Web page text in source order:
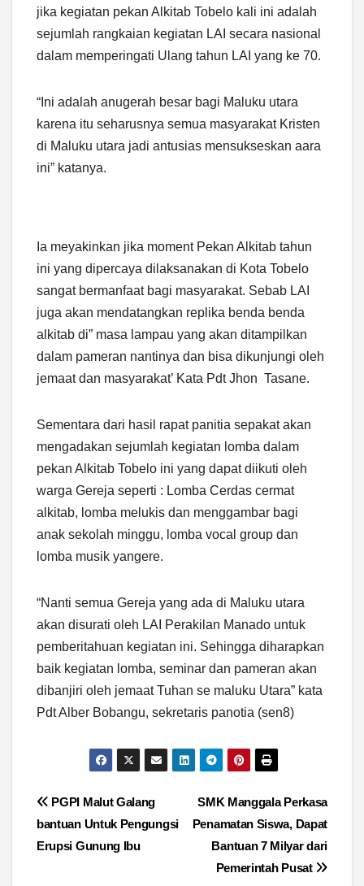
jika kegiatan pekan Alkitab Tobelo kali ini adalah
sejumlah rangkaian kegiatan LAI secara nasional
dalam memperingati Ulang tahun LAI yang ke 70.
“Ini adalah anugerah besar bagi Maluku utara
karena itu seharusnya semua masyarakat Kristen
di Maluku utara jadi antusias mensukseskan aara
ini” katanya.
Ia meyakinkan jika moment Pekan Alkitab tahun
ini yang dipercaya dilaksanakan di Kota Tobelo
sangat bermanfaat bagi masyarakat. Sebab LAI
juga akan mendatangkan replika benda benda
alkitab di” masa lampau yang akan ditampilkan
dalam pameran nantinya dan bisa dikunjungi oleh
jemaat dan masyarakat’ Kata Pdt Jhon Tasane.
Sementara dari hasil rapat panitia sepakat akan
mengadakan sejumlah kegiatan lomba dalam
pekan Alkitab Tobelo ini yang dapat diikuti oleh
warga Gereja seperti : Lomba Cerdas cermat
alkitab, lomba melukis dan menggambar bagi
anak sekolah minggu, lomba vocal group dan
lomba musik yangere.
“Nanti semua Gereja yang ada di Maluku utara
akan disurati oleh LAI Perakilan Manado untuk
pemberitahuan kegiatan ini. Sehingga diharapkan
baik kegiatan lomba, seminar dan pameran akan
dibanjiri oleh jemaat Tuhan se maluku Utara” kata
Pdt Alber Bobangu, sekretaris panotia (sen8)
Navigasi
pos
SMK Manggala Perkasa
Penamatan Siswa, Dapat
Bantuan 7 Milyar dari
Pemerintah Pusat
PGPI Malut Galang
bantuan Untuk Pengungsi
Erupsi Gunung Ibu